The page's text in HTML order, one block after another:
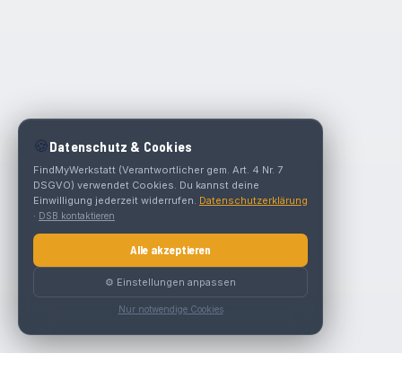
🍪 Datenschutz & Cookies
FindMyWerkstatt (Verantwortlicher gem. Art. 4 Nr. 7
DSGVO) verwendet Cookies. Du kannst deine
Einwilligung jederzeit widerrufen. Datenschutzerklärung
· DSB kontaktieren
Alle akzeptieren
⚙️ Einstellungen anpassen
Nur notwendige Cookies